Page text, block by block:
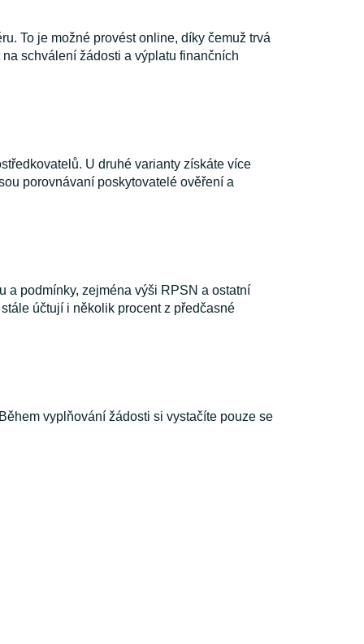
To je možné provést online, díky čemuž trvá
schválení žádosti a výplatu finančních
U druhé varianty získáte více
porovnávaní poskytovatelé ověření a
a podmínky, zejména výši RPSN a ostatní
účtují i několik procent z předčasné
vyplňování žádosti si vystačíte pouze se